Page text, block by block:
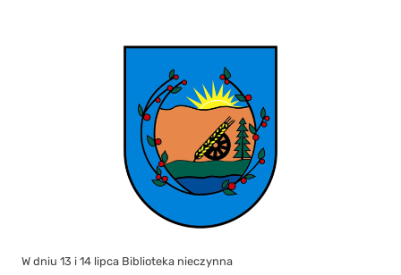
W dniu 13 i 14 lipca Biblioteka nieczynna